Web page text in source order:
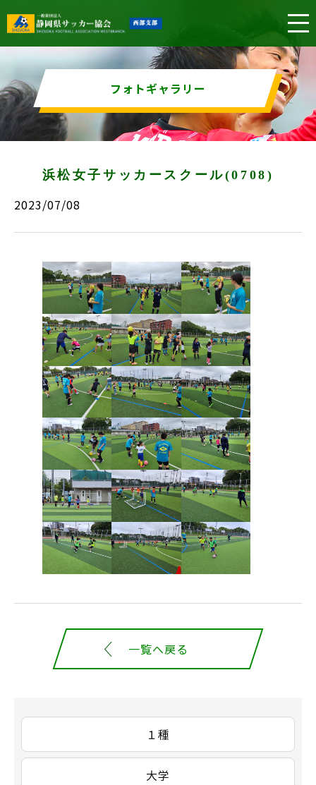
フォトギャラリー
浜松女子サッカースクール(0708)
2023/07/08
一覧へ戻る
１種
大学